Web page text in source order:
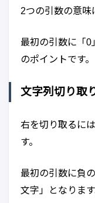
2つの引数の意味
最初の引数に「0
のポイントです。
文字列切り取
右を切り取るに
す。
最初の引数に負
文字」となります